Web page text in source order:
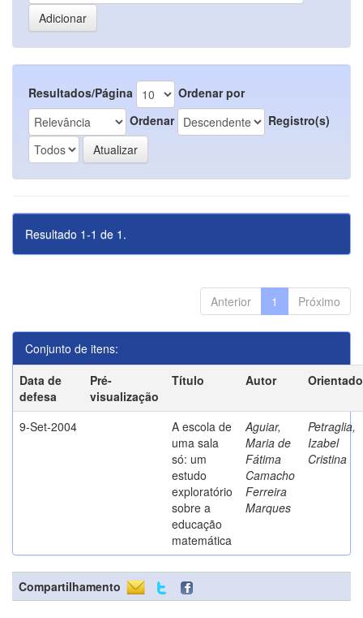
Resultados/Página
Ordenar por
Ordenar
Registro(s)
Resultado 1-1 de 1.
Anterior 1 Próximo
Conjunto de itens:
Data de
defesa
Pré-
visualização
Título Autor
9-Set-2004
A escola de
uma sala
só: um
estudo
exploratório
sobre a
educação
matemática
Aguiar,
Maria de
Fátima
Camacho
Ferreira
Marques
Petraglia,
Izabel
Cristina
Compartilhamento